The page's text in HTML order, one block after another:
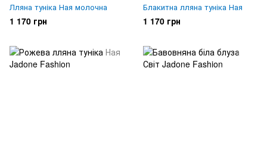
Лляна туніка Ная молочна
1 170 грн
Блакитна лляна туніка Ная
1 170 грн